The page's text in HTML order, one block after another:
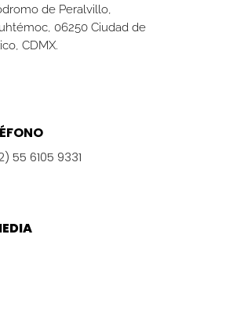
de Peralvillo,
06250 Ciudad de
CDMX.
55 6105 9331